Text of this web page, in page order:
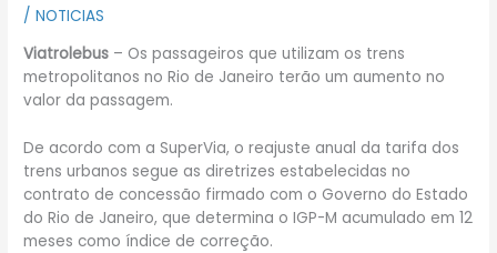
/NOTICIAS
Viatrolebus – Os passageiros que utilizam os trens
metropolitanos no Rio de Janeiro terão um aumento no
valor da passagem.
De acordo com a SuperVia, o reajuste anual da tarifa dos
trens urbanos segue as diretrizes estabelecidas no
contrato de concessão firmado com o Governo do Estado
do Rio de Janeiro, que determina o IGP-M acumulado em 12
meses como índice de correção.